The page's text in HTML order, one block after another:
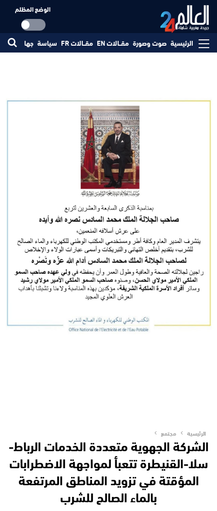
الوضع المظلم
الرئيسية صوت وصورة مقــالات EN مقــالات FR سياسة جهات
الرئيسية مجتمع
الشركة الجهوية متعددة الخدمات الرباط-
سلا-القنيطرة تتعبأ لمواجهة الاضطرابات
المؤقتة في تزويد المناطق المرتفعة
بالماء الصالح للشرب